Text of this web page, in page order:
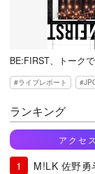
BE:FIRST、トーク
ライブレポート
ランキング
アクセ
M!LK 佐野勇